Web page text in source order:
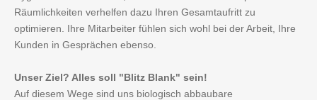
Räumlichkeiten verhelfen dazu Ihren Gesamtaufritt zu
optimieren. Ihre Mitarbeiter fühlen sich wohl bei der Arbeit, Ihre
Kunden in Gesprächen ebenso.
Unser Ziel? Alles soll "Blitz Blank" sein!
Auf diesem Wege sind uns biologisch abbaubare